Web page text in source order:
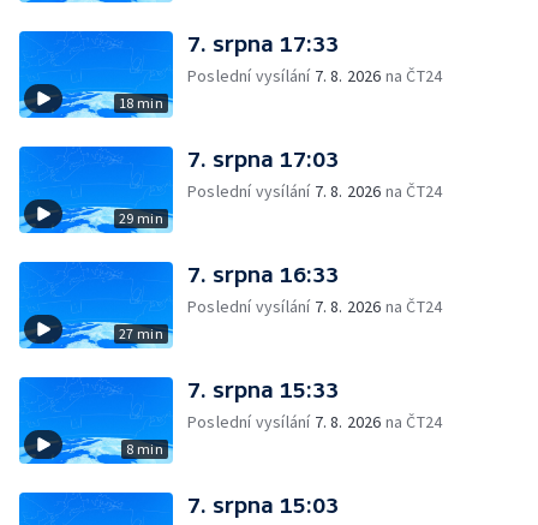
18 min
7. srpna 17:33
Poslední vysílání 7. 8. 2026 na ČT24
29 min
7. srpna 17:03
Poslední vysílání 7. 8. 2026 na ČT24
27 min
7. srpna 16:33
Poslední vysílání 7. 8. 2026 na ČT24
8 min
7. srpna 15:33
Poslední vysílání 7. 8. 2026 na ČT24
7. srpna 15:03